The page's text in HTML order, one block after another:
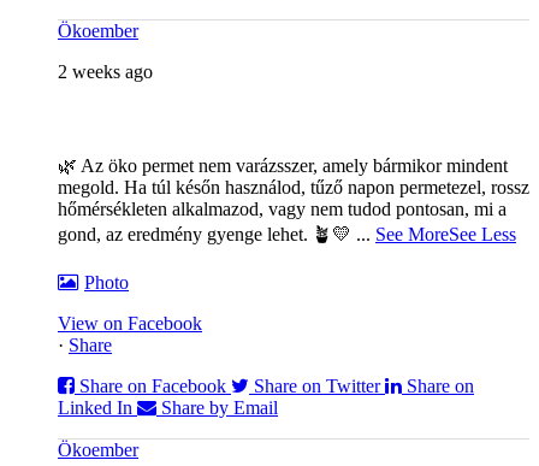
Ökoember
2 weeks ago
🌿 Az öko permet nem varázsszer, amely bármikor mindent
megold. Ha túl későn használod, tűző napon permetezel, rossz
hőmérsékleten alkalmazod, vagy nem tudod pontosan, mi a
gond, az eredmény gyenge lehet. 🪴💛 ... See MoreSee Less
Photo
View on Facebook
· Share
Share on Facebook
Share on Twitter
Share on
Linked In
Share by Email
Ökoember